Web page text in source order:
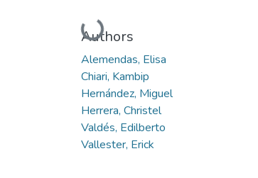
Cargando...
Authors
Alemendas, Elisa
Chiari, Kambip
Hernández, Miguel
Herrera, Christel
Valdés, Edilberto
Vallester, Erick